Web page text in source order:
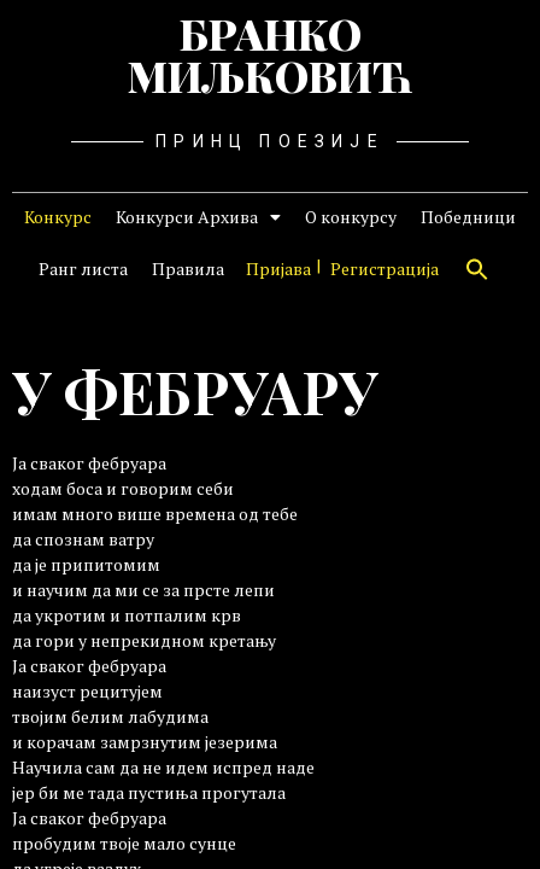
БРАНКО
МИЉКОВИЋ
ПРИНЦ ПОЕЗИЈЕ
Конкурс Конкурси Архива О конкурсу Победници
Ранг листа Правила Пријава Регистрација
У ФЕБРУАРУ
Ја сваког фебруара
ходам боса и говорим себи
имам много више времена од тебе
да спознам ватру
да је припитомим
и научим да ми се за прсте лепи
да укротим и потпалим крв
да гори у непрекидном кретању
Ја сваког фебруара
наизуст рецитујем
твојим белим лабудима
и корачам замрзнутим језерима
Научила сам да не идем испред наде
јер би ме тада пустиња прогутала
Ја сваког фебруара
пробудим твоје мало сунце